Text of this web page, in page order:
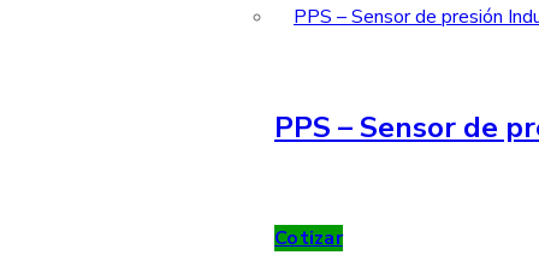
PPS – Sensor de
Cotizar